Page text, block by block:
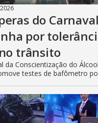
do
por
trânsito
da Conscientização do
testes de bafômetro